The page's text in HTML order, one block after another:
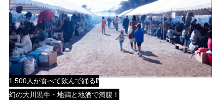
1,500人が食べて飲んで踊る⁉︎
幻の大川黒牛・地鶏と地酒で満腹！